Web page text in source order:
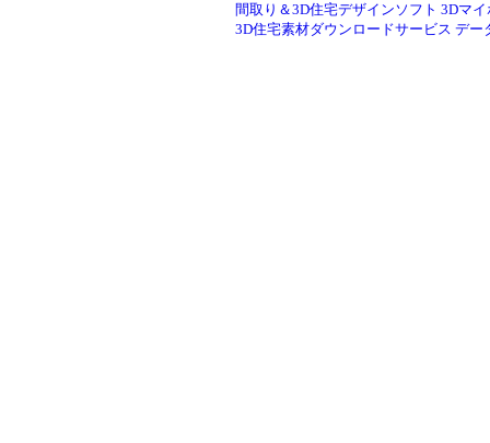
間取り＆3D住宅デザインソフト 3Dマ
3D住宅素材ダウンロードサービス デー